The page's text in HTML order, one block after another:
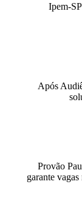
Ipem-
Após
Provão
garante